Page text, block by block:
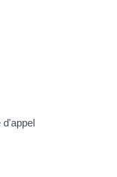
d'appel